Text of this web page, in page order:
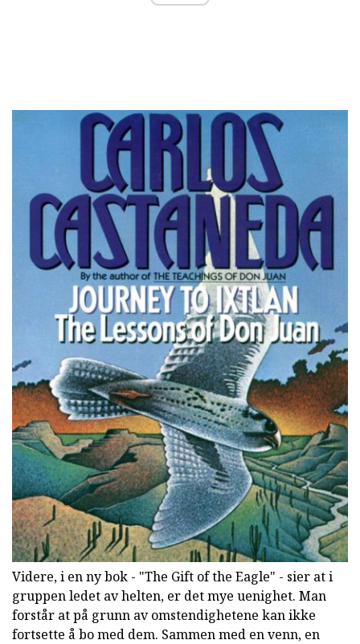
Videre, i en ny bok - "The Gift of the Eagle" - sier at i
gruppen ledet av helten, er det mye uenighet. Man
forstår at på grunn av omstendighetene kan ikke
fortsette å bo med dem. Sammen med en venn, en